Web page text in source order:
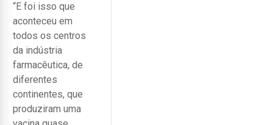
“E foi isso que
aconteceu em
todos os centros
da indústria
farmacêutica, de
diferentes
continentes, que
produziram uma